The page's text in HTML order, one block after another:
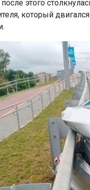
этого
который